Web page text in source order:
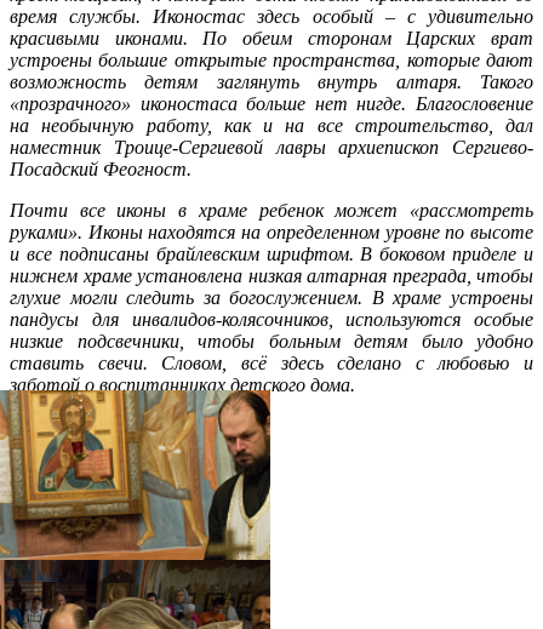
время службы. Иконостас здесь особый – с удивительно
красивыми иконами. По обеим сторонам Царских врат
устроены большие открытые пространства, которые дают
возможность детям заглянуть внутрь алтаря. Такого
«прозрачного» иконостаса больше нет нигде. Благословение
на необычную работу, как и на все строительство, дал
наместник Троице-Сергиевой лавры архиепископ Сергиево-
Посадский Феогност.
Почти все иконы в храме ребенок может «рассмотреть
руками». Иконы находятся на определенном уровне по высоте
и все подписаны брайлевским шрифтом. В боковом приделе и
нижнем храме установлена низкая алтарная преграда, чтобы
глухие могли следить за богослужением. В храме устроены
пандусы для инвалидов-колясочников, используются особые
низкие подсвечники, чтобы больным детям было удобно
ставить свечи. Словом, всё здесь сделано с любовью и
заботой о воспитанниках детского дома.
Распечатать
Фото